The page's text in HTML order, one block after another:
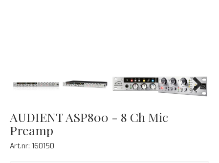
AUDIENT ASP800 - 8 Ch Mic
Preamp
Art.nr: 160150